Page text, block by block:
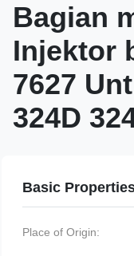
Bagian
Injektor
7627
324D
Basic
Place of Origin: